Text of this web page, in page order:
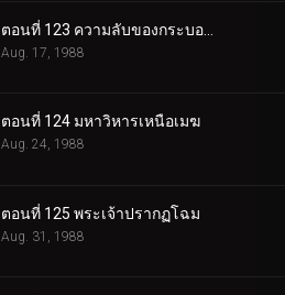
Aug. 17, 1988
ตอนที่ 124 มหาวิหารเหนือเมฆ
Aug. 24, 1988
ตอนที่ 125 พระเจ้าปรากฏโฉม
Aug. 31, 1988